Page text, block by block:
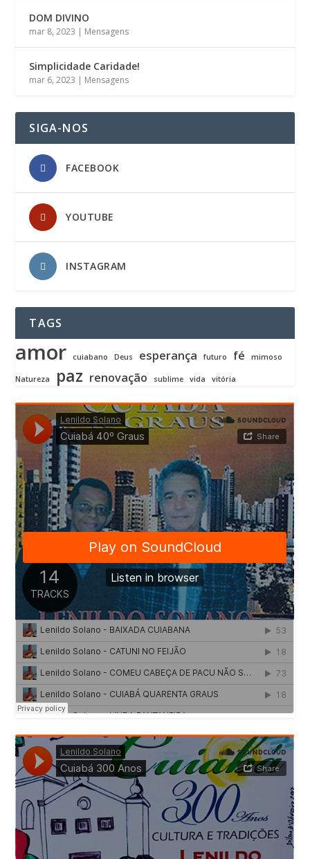
DOM DIVINO
mar 8, 2023 | Mensagens
Simplicidade Caridade!
mar 6, 2023 | Mensagens
SIGA-NOS
FACEBOOK
YOUTUBE
INSTAGRAM
TAGS
amor cuiabano Deus esperança futuro fé mimoso
Natureza paz renovação sublime vida vitória